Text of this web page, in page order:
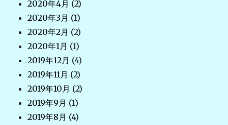
2020年4月 (2)
2020年3月 (1)
2020年2月 (2)
2020年1月 (1)
2019年12月 (4)
2019年11月 (2)
2019年10月 (2)
2019年9月 (1)
2019年8月 (4)